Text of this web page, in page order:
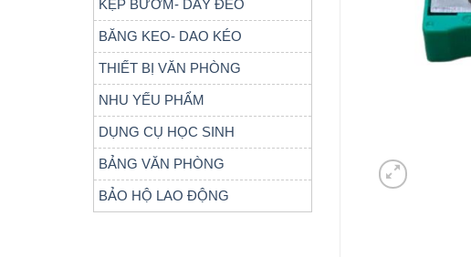
KẸP BƯỚM- DÂY ĐEO
BĂNG KEO- DAO KÉO
THIẾT BỊ VĂN PHÒNG
NHU YẾU PHẨM
DỤNG CỤ HỌC SINH
BẢNG VĂN PHÒNG
BẢO HỘ LAO ĐỘNG